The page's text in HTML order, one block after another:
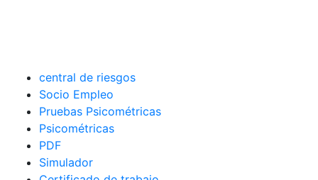
central de riesgos
Socio Empleo
Pruebas Psicométricas
Psicométricas
PDF
Simulador